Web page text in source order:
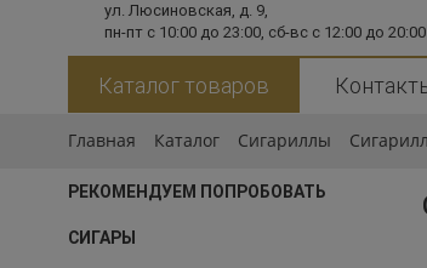
ул. Люсиновская, д. 9,
пн-пт с 10:00 до 23:00, сб-вс с 12:00 до 20:00
Каталог товаров
Главная Каталог Сигариллы
РЕКОМЕНДУЕМ ПОПРОБОВАТЬ
СИГАРЫ